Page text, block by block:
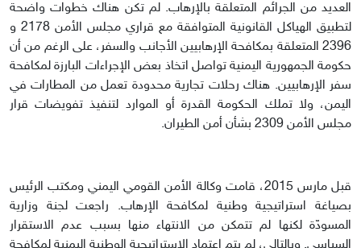
العديد من الجرائم المتعلقة بالإرهاب. لم تكن هناك خطوات واضحة
لتطبيق الهياكل القانونية المتوافقة مع قراري مجلس الأمن 2178 و
2396 المتعلقة بمكافحة الإرهابيين الأجانب والسفر، على الرغم من أن
حكومة الجمهورية اليمنية تواصل اتخاذ بعض الإجراءات البارزة لمكافحة
سفر الإرهابيين. هناك رحلات تجارية محدودة تعمل من المطارات في
اليمن، ولا تملك الحكومة القدرة أو الموارد لتنفيذ تفويضات قرار
مجلس الأمن 2309 بشأن أمن الطيران.
قبل مارس 2015، قامت وكالة الأمن القومي اليمني ومكتب الرئيس
بصياغة استراتيجية وطنية لمكافحة الإرهاب. راجعت لجنة وزارية
المسودّة لكنها لم تتمكن من الانتهاء منها بسبب عدم الاستقرار